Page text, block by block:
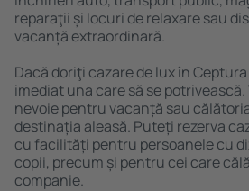
reparaţii și locuri de relaxare sau
vacanță extraordinară.
Dacă doriţi cazare de lux în Ceptura
imediat una care să se
nevoie pentru vacanță sau
destinația aleasă. Puteți rezerva
cu facilități pentru persoanele cu
copii, precum și pentru cei care
companie.